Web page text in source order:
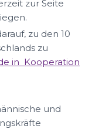
zur Seite
zu den 10
zu
in Kooperation
und